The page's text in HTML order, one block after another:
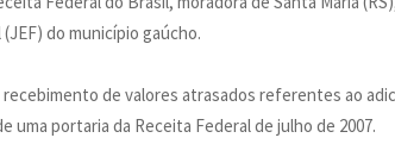
do município gaúcho.
de valores atrasados referentes ao
uma portaria da Receita Federal de julho de 2007.